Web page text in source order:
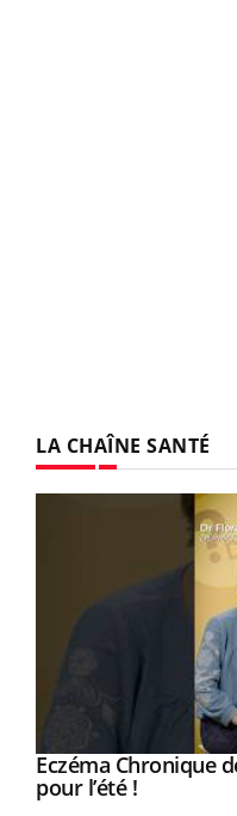
LA CHAÎNE SANTÉ
Youtube
Eczéma Chronique
pour l’été !Youtube